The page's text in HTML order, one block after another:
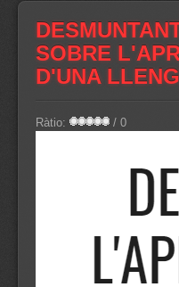
SOBRE
D'UNA
Ràtio: / 0